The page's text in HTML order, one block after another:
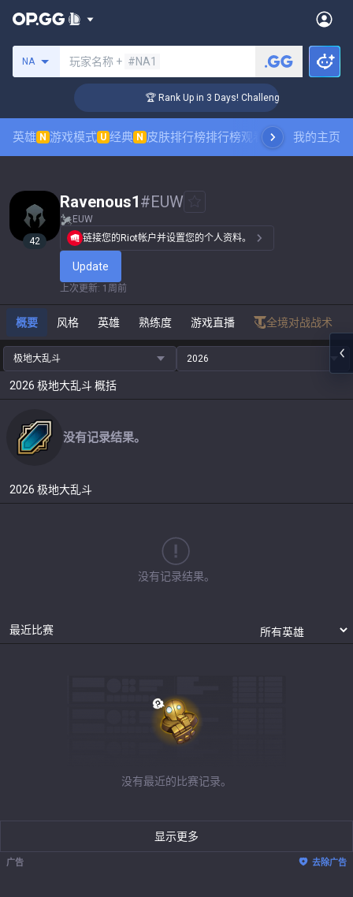
NA 玩家名称 + #NA1
🏆 Rank Up in 3 Days! Challenger Coaching
英雄 N 游戏模式 U 经典 N 皮肤排行榜排行榜观看职业比赛数据统
我的主页
42
Ravenous1#EUW
EUW
链接您的Riot帐户并设置您的个人资料。
Update
上次更新: 1周前
概要 风格 英雄 熟练度 游戏直播 全境对战战术
极地大乱斗 2026
2026 极地大乱斗 概括
没有记录结果。
2026 极地大乱斗
没有记录结果。
最近比赛
没有最近的比赛记录。
显示更多
广告 去除广告